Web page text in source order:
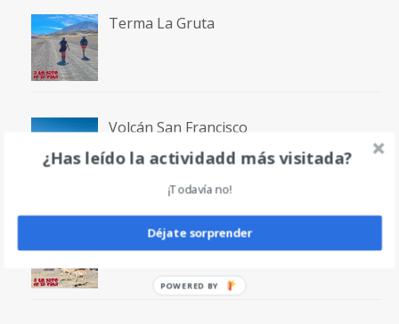
Terma La Gruta
Volcán San Francisco
Laguna San Francisco
¿Has leído la actividadd más visitada?
¡Todavía no!
Déjate sorprender
POWERED BY